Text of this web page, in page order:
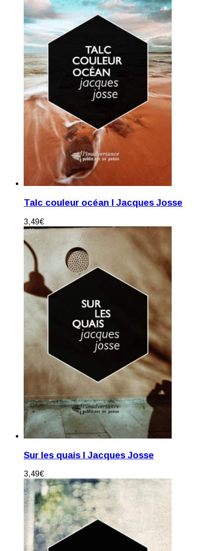
Talc couleur océan I Jacques Josse
3,49€
Sur les quais I Jacques Josse
3,49€